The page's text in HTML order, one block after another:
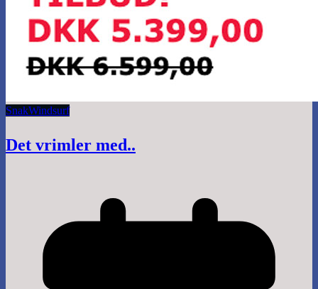
SnakWindsurf
Det vrimler med..